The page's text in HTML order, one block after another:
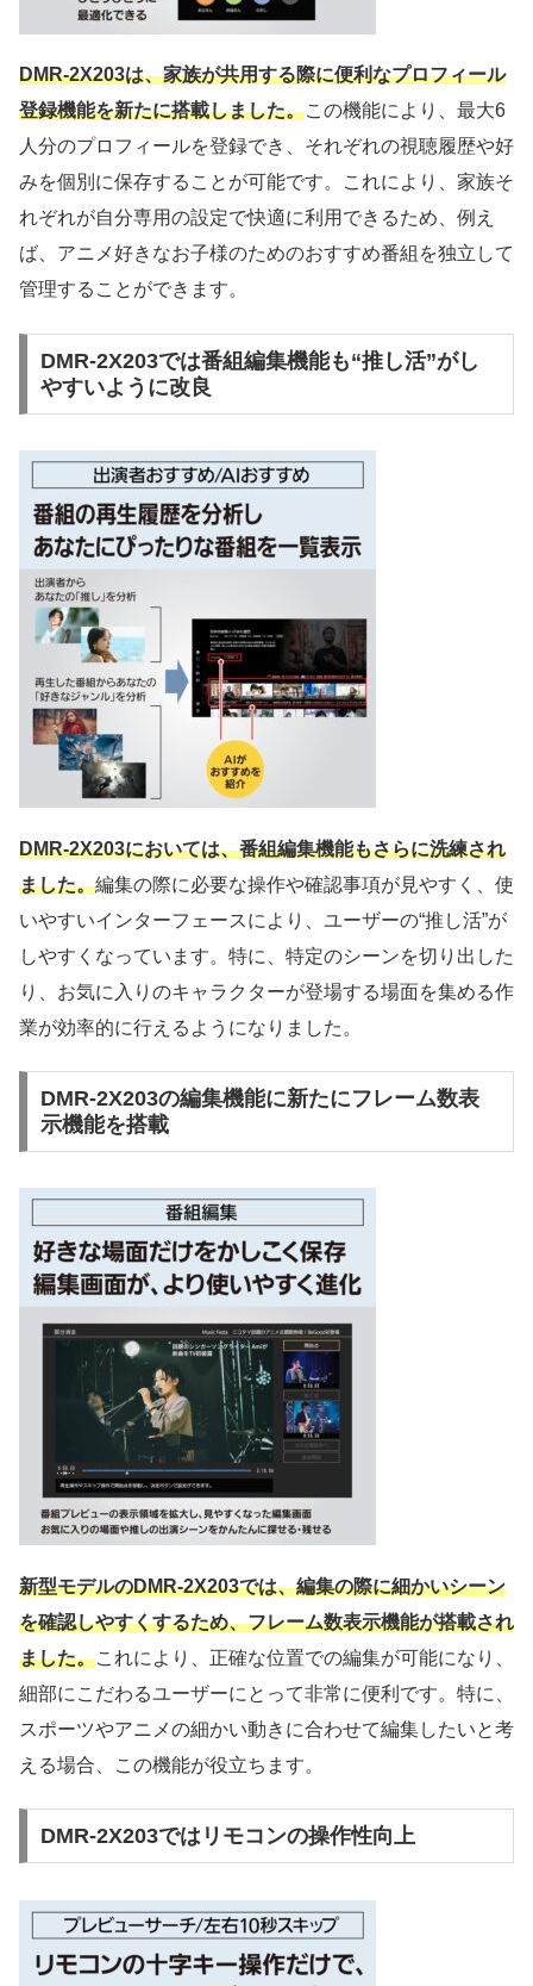
DMR-2X203は、家族が共用する際に便利なプロフィール
登録機能を新たに搭載しました。この機能により、最大6
人分のプロフィールを登録でき、それぞれの視聴履歴や好
みを個別に保存することが可能です。これにより、家族そ
れぞれが自分専用の設定で快適に利用できるため、例え
ば、アニメ好きなお子様のためのおすすめ番組を独立して
管理することができます。
DMR-2X203では番組編集機能も“推し活”がし
やすいように改良
DMR-2X203においては、番組編集機能もさらに洗練され
ました。編集の際に必要な操作や確認事項が見やすく、使
いやすいインターフェースにより、ユーザーの“推し活”が
しやすくなっています。特に、特定のシーンを切り出した
り、お気に入りのキャラクターが登場する場面を集める作
業が効率的に行えるようになりました。
DMR-2X203の編集機能に新たにフレーム数表
示機能を搭載
新型モデルのDMR-2X203では、編集の際に細かいシーン
を確認しやすくするため、フレーム数表示機能が搭載され
ました。これにより、正確な位置での編集が可能になり、
細部にこだわるユーザーにとって非常に便利です。特に、
スポーツやアニメの細かい動きに合わせて編集したいと考
える場合、この機能が役立ちます。
DMR-2X203ではリモコンの操作性向上